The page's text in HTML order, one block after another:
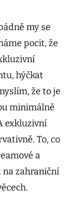
my se
pocit, že
hýčkat
že to je
minimálně
exkluzivní
To, co
a
na zahraniční